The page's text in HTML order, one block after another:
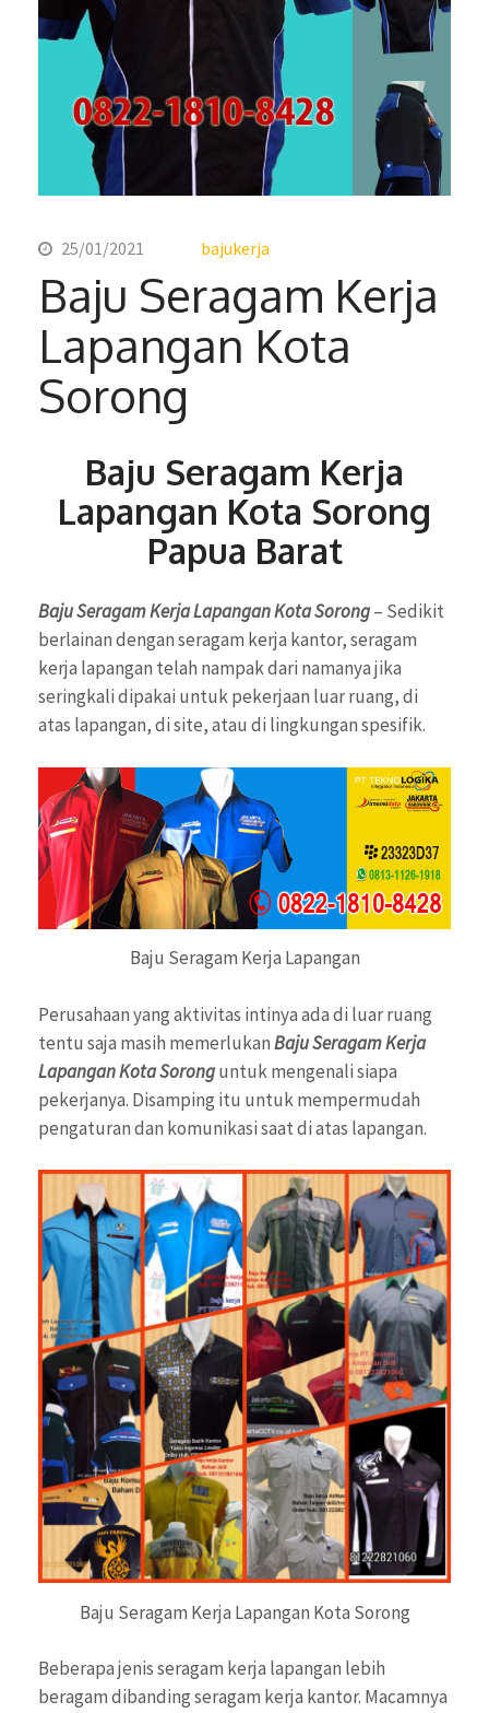
25/01/2021 bajukerja
Baju Seragam Kerja
Lapangan Kota
Sorong
Baju Seragam Kerja
Lapangan Kota Sorong
Papua Barat
Baju Seragam Kerja Lapangan Kota Sorong– Sedikit
berlainan dengan seragam kerja kantor, seragam
kerja lapangan telah nampak dari namanya jika
seringkali dipakai untuk pekerjaan luar ruang, di
atas lapangan, di site, atau di lingkungan spesifik.
Baju Seragam Kerja Lapangan
Perusahaan yang aktivitas intinya ada di luar ruang
tentu saja masih memerlukanBaju Seragam Kerja
Lapangan Kota Soronguntuk mengenali siapa
pekerjanya. Disamping itu untuk mempermudah
pengaturan dan komunikasi saat di atas lapangan.
Baju Seragam Kerja Lapangan Kota Sorong
Beberapa jenis seragam kerja lapangan lebih
beragam dibanding seragam kerja kantor. Macamnya